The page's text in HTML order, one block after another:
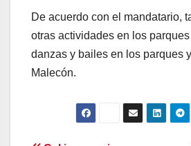
De acuerdo con el mandatario,
otras actividades en los
danzas y bailes en los parques
Malecón.